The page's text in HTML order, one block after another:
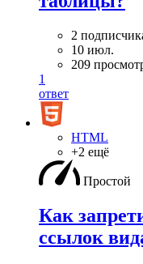
2
10 июл.
209
1
ответ
HTML
+2 ещё
Простой
Как
ссылок